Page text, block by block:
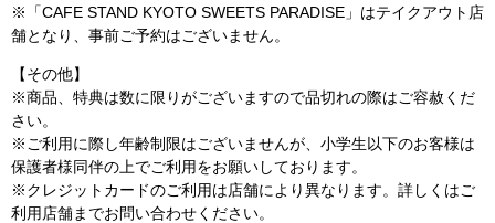
※「CAFE STAND KYOTO SWEETS PARADISE」はテイクアウト店
舗となり、事前ご予約はございません。
【その他】
※商品、特典は数に限りがございますので品切れの際はご容赦くだ
さい。
※ご利用に際し年齢制限はございませんが、小学生以下のお客様は
保護者様同伴の上でご利用をお願いしております。
※クレジットカードのご利用は店舗により異なります。詳しくはご
利用店舗までお問い合わせください。